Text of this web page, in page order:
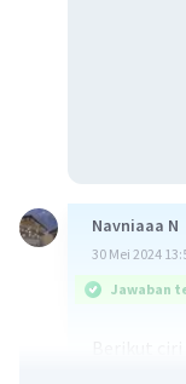
Navniaaa N
30 Mei 2024
Jawaban